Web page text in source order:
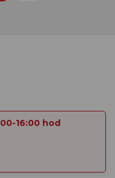
16:00 hod